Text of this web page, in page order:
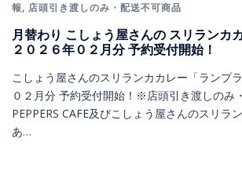
報, 店頭引き渡しのみ・配送不可商品
月替わり こしょう屋さんの スリランカ
２０２６年０２月分 予約受付開始！
こしょう屋さんのスリランカカレー「ランプ
０２月分 予約受付開始！※店頭引き渡しのみ
PEPPERS CAFE及びこしょう屋さんのスリラ
あ…